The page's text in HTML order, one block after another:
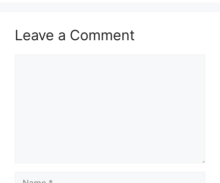
Leave a Comment
Name